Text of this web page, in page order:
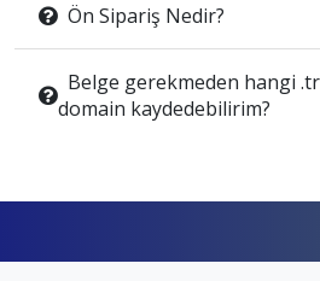
Ön Sipariş Nedir?
Belge gerekmeden hangi .tr
domain kaydedebilirim?